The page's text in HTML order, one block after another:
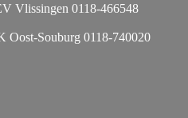
Vlissingen 0118-466548
Oost-Souburg 0118-740020